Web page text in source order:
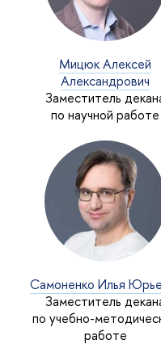
Мицюк Алексей
Александрович
Заместитель
по научной работе
Самоненко Илья
Заместитель
по учебно-
работе